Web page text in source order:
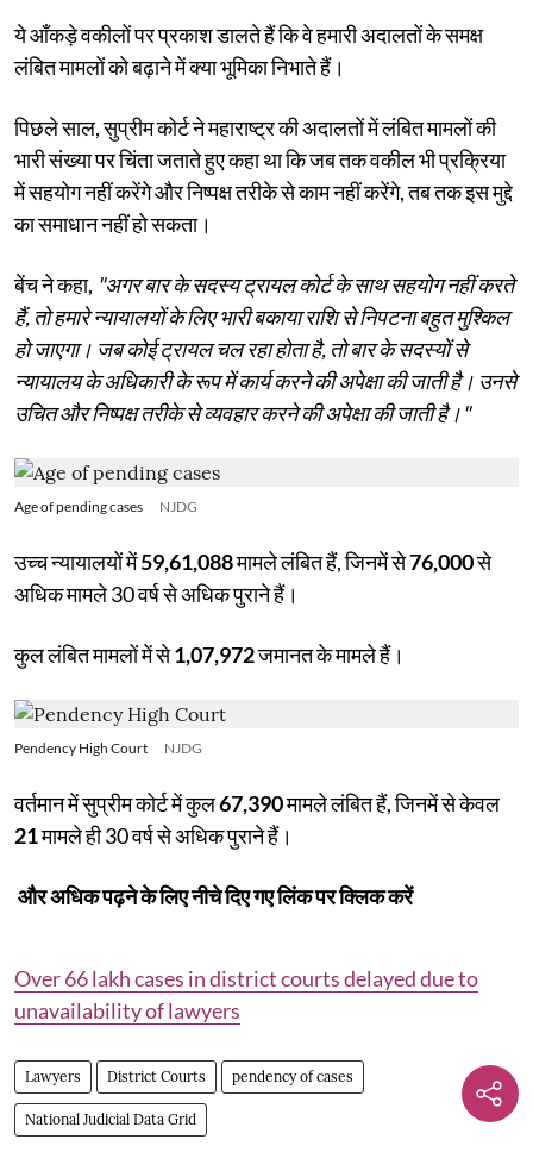
ये आँकड़े वकीलों पर प्रकाश डालते हैं कि वे हमारी अदालतों के समक्ष
लंबित मामलों को बढ़ाने में क्या भूमिका निभाते हैं।
पिछले साल, सुप्रीम कोर्ट ने महाराष्ट्र की अदालतों में लंबित मामलों की
भारी संख्या पर चिंता जताते हुए कहा था कि जब तक वकील भी प्रक्रिया
में सहयोग नहीं करेंगे और निष्पक्ष तरीके से काम नहीं करेंगे, तब तक इस मुद्दे
का समाधान नहीं हो सकता।
बेंच ने कहा, "अगर बार के सदस्य ट्रायल कोर्ट के साथ सहयोग नहीं करते
हैं, तो हमारे न्यायालयों के लिए भारी बकाया राशि से निपटना बहुत मुश्किल
हो जाएगा। जब कोई ट्रायल चल रहा होता है, तो बार के सदस्यों से
न्यायालय के अधिकारी के रूप में कार्य करने की अपेक्षा की जाती है। उनसे
उचित और निष्पक्ष तरीके से व्यवहार करने की अपेक्षा की जाती है।"
Age of pending cases NJDG
उच्च न्यायालयों में59,61,088मामले लंबित हैं, जिनमें से76,000से
अधिक मामले 30 वर्ष से अधिक पुराने हैं।
कुल लंबित मामलों में से1,07,972जमानत के मामले हैं।
Pendency High Court NJDG
वर्तमान में सुप्रीम कोर्ट में कुल67,390मामले लंबित हैं, जिनमें से केवल
21मामले ही 30 वर्ष से अधिक पुराने हैं।
और अधिक पढ़ने के लिए नीचे दिए गए लिंक पर क्लिक करें
Over 66 lakh cases in district courts delayed due to
unavailability of lawyers
Lawyers District Courts pendency of cases
National Judicial Data Grid